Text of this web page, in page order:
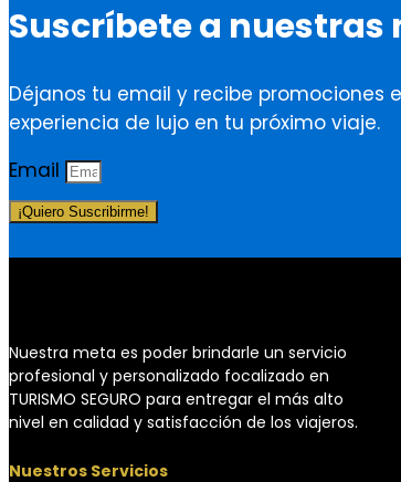
Suscríbete a nuestras
Déjanos tu email y recibe promociones
experiencia de lujo en tu próximo viaje.
Email
¡Quiero Suscribirme!
Nuestra meta es poder brindarle un servicio
profesional y personalizado focalizado en
TURISMO SEGURO para entregar el más alto
nivel en calidad y satisfacción de los viajeros.
Nuestros Servicios